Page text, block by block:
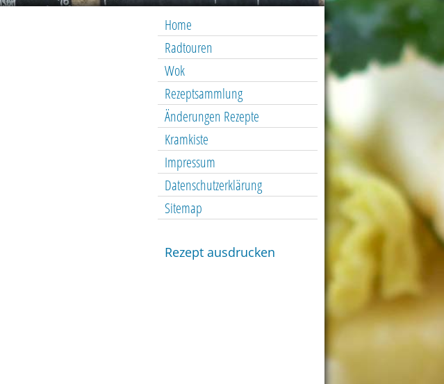
Home
Radtouren
Wok
Rezeptsammlung
Änderungen Rezepte
Kramkiste
Impressum
Datenschutzerklärung
Sitemap
Rezept ausdrucken